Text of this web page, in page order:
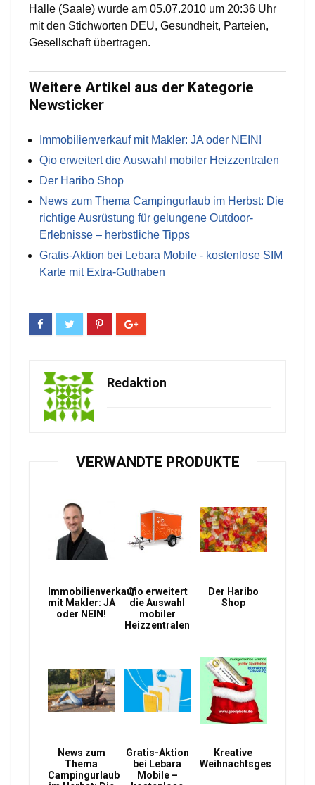
Halle (Saale) wurde am 05.07.2010 um 20:36 Uhr
mit den Stichworten DEU, Gesundheit, Parteien,
Gesellschaft übertragen.
Weitere Artikel aus der Kategorie
Newsticker
Immobilienverkauf mit Makler: JA oder NEIN!
Qio erweitert die Auswahl mobiler Heizzentralen
Der Haribo Shop
News zum Thema Campingurlaub im Herbst: Die
richtige Ausrüstung für gelungene Outdoor-
Erlebnisse – herbstliche Tipps
Gratis-Aktion bei Lebara Mobile - kostenlose SIM
Karte mit Extra-Guthaben
Redaktion
VERWANDTE PRODUKTE
Immobilienverkauf
mit Makler: JA
oder NEIN!
Qio erweitert
die Auswahl
mobiler
Heizzentralen
Der Haribo
Shop
News zum
Thema
Campingurlaub
Gratis-Aktion
bei Lebara
Mobile –
Kreative
Weihnachtsgeschenke